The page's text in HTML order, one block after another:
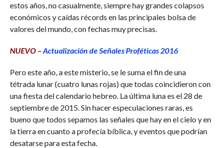
estos años, no casualmente, siempre hay grandes colapsos
económicos y caídas récords en las principales bolsa de
valores del mundo, con fechas muy precisas.
NUEVO –Actualización de Señales Proféticas 2016
Pero este año, a este misterio, se le suma el fin de una
tétrada lunar (cuatro lunas rojas) que todas coincidieron con
una fiesta del calendario hebreo. La última luna es el 28 de
septiembre de 2015. Sin hacer especulaciones raras, es
bueno que todos sepamos las señales que hay en el cielo y en
la tierra en cuanto a profecía bíblica, y eventos que podrían
desatarse para esta fecha.